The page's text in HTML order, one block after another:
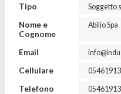
Tipo Soggetto
Nome e
Cognome
AbilioSpa
Email
Cellulare
Telefono